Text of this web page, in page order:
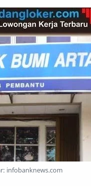
infobanknews.com